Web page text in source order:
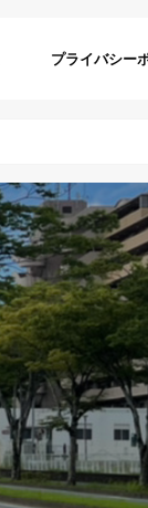
プライバシー